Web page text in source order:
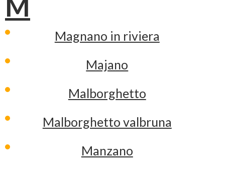
Magnano in riviera
Majano
Malborghetto
Malborghetto valbruna
Manzano